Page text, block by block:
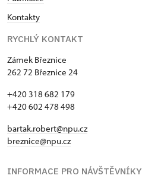
Kontakty
RYCHLÝ KONTAKT
Zámek Březnice
262 72 Březnice 24
+420 318 682 179
+420 602 478 498
bartak.robert@npu.cz
breznice@npu.cz
INFORMACE PRO NÁVŠTĚVNÍKY